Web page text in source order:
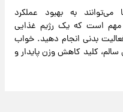
به بهبود عملکرد
است که یک رژیم غذایی
بدنی انجام دهید. خواب
کلید کاهش وزن پایدار و